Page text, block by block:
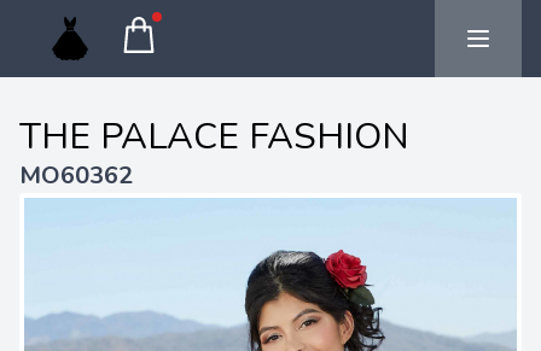
THE PALACE FASHION
MO60362